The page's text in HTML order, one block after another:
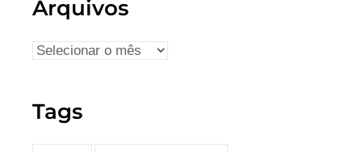
Arquivos
Tags